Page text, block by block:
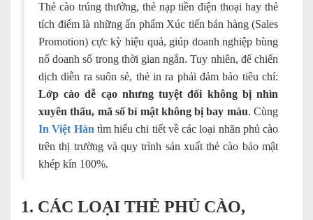
Thẻ cào trúng thưởng, thẻ nạp tiền điện thoại hay thẻ
tích điểm là những ấn phẩm Xúc tiến bán hàng (Sales
Promotion) cực kỳ hiệu quả, giúp doanh nghiệp bùng
nổ doanh số trong thời gian ngắn. Tuy nhiên, để chiến
dịch diễn ra suôn sẻ, thẻ in ra phải đảm bảo tiêu chí:
Lớp cào dễ cạo nhưng tuyệt đối không bị nhìn
xuyên thấu, mã số bí mật không bị bay màu. Cùng
In Việt Hàn tìm hiểu chi tiết về các loại nhãn phủ cào
trên thị trường và quy trình sản xuất thẻ cào bảo mật
khép kín 100%.
1. CÁC LOẠI THẺ PHỦ CÀO,